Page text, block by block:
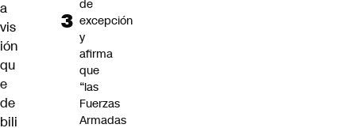
a
vis
ión
qu
e
de
bili
de
excepción
y
afirma
que
“las
Fuerzas
Armadas